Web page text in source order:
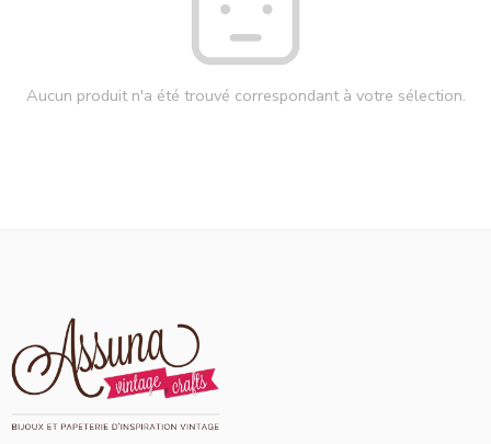
Aucun produit n'a été trouvé correspondant à votre sélection.